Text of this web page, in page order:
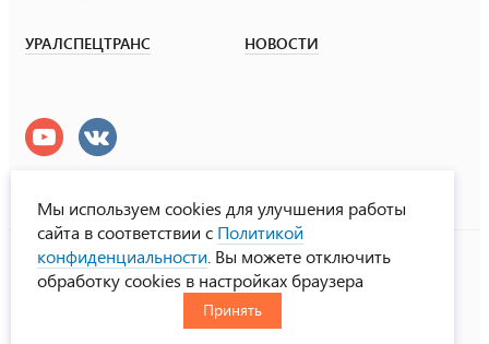
УРАЛСПЕЦТРАНС НОВОСТИ
УралСпецТранс
© ООО «Урал СТ», 2000-2026
Политика конфиденциальности
CHN
Мы используем cookies для улучшения работы
сайта в соответствии с Политикой
конфиденциальности . Вы можете отключить
обработку cookies в настройках браузера
Принять